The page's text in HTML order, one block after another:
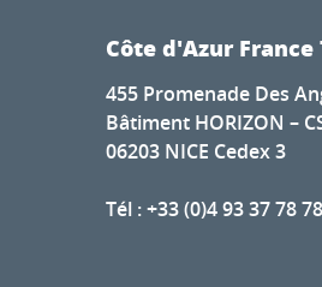
Côte d'Azur
455 Promenade Des
Bâtiment HORIZON –
06203 NICE Cedex 3
Tél : +33 (0)4 93 37 78 78